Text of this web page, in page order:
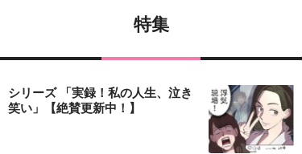
特集
シリーズ 「実録！私の人生、泣き
笑い」【絶賛更新中！】